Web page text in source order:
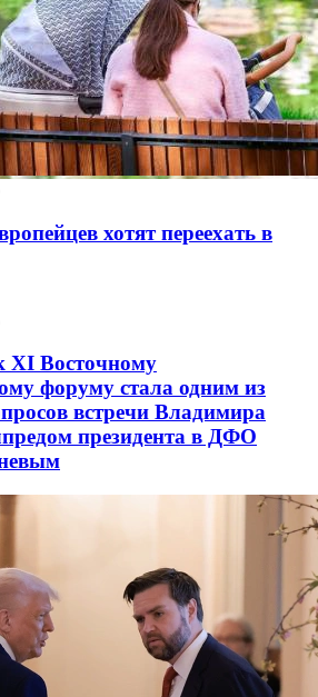
хотят переехать в
XI Восточному
форуму стала одним из
встречи Владимира
президента в ДФО